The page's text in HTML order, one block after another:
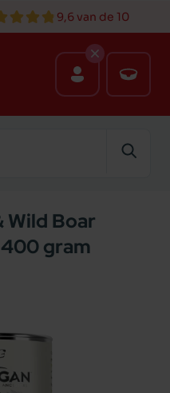
9,6 van de 10
Wild Boar
gram